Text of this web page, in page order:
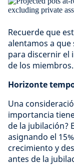
Recuerde que
alentamos a que
para discernir el
de los miembros.
Horizonte
Una
importancia
de la jubilación?
asignando el
crecimiento y
antes de la